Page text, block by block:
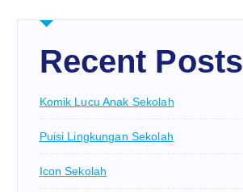
Recent Posts
Komik Lucu Anak Sekolah
Puisi Lingkungan Sekolah
Icon Sekolah